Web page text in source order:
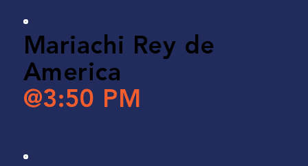
Mariachi Rey de
America
@3:50 PM